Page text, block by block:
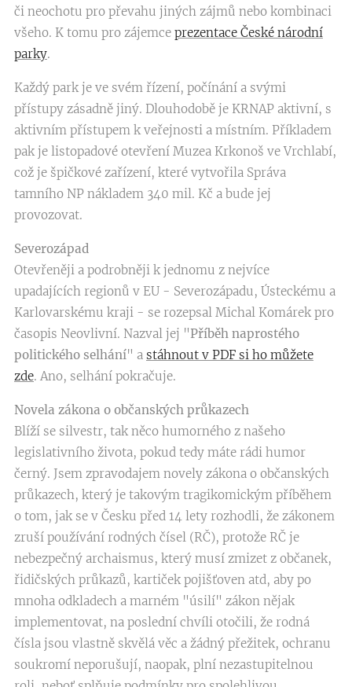
či neochotu pro převahu jiných zájmů nebo kombinaci
všeho. K tomu pro zájemce prezentace České národní
parky.
Každý park je ve svém řízení, počínání a svými
přístupy zásadně jiný. Dlouhodobě je KRNAP aktivní, s
aktivním přístupem k veřejnosti a místním. Příkladem
pak je listopadové otevření Muzea Krkonoš ve Vrchlabí,
což je špičkové zařízení, které vytvořila Správa
tamního NP nákladem 340 mil. Kč a bude jej
provozovat.
Severozápad
Otevřeněji a podrobněji k jednomu z nejvíce
upadajících regionů v EU - Severozápadu, Ústeckému a
Karlovarskému kraji - se rozepsal Michal Komárek pro
časopis Neovlivní. Nazval jej "Příběh naprostého
politického selhání" a stáhnout v PDF si ho můžete
zde. Ano, selhání pokračuje.
Novela zákona o občanských průkazech
Blíží se silvestr, tak něco humorného z našeho
legislativního života, pokud tedy máte rádi humor
černý. Jsem zpravodajem novely zákona o občanských
průkazech, který je takovým tragikomickým příběhem
o tom, jak se v Česku před 14 lety rozhodli, že zákonem
zruší používání rodných čísel (RČ), protože RČ je
nebezpečný archaismus, který musí zmizet z občanek,
řidičských průkazů, kartiček pojišťoven atd, aby po
mnoha odkladech a marném "úsilí" zákon nějak
implementovat, na poslední chvíli otočili, že rodná
čísla jsou vlastně skvělá věc a žádný přežitek, ochranu
soukromí neporušují, naopak, plní nezastupitelnou